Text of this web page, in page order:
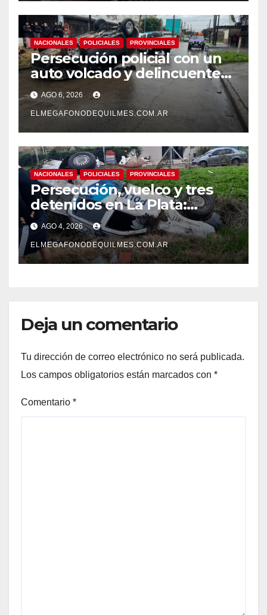
NACIONALES POLICIALES PROVINCIALES
Persecución policial con un
auto volcado y delincuentes
detenidos en San Francisco
Solano
AGO 6, 2026
ELMEGAFONODEQUILMES.COM.AR
NACIONALES POLICIALES PROVINCIALES
Persecución, vuelco y tres
detenidos en La Plata:
recuperaron motos robadas
tras un operativo policial
AGO 4, 2026
ELMEGAFONODEQUILMES.COM.AR
Deja un comentario
Tu dirección de correo electrónico no será publicada.
Los campos obligatorios están marcados con *
Comentario *